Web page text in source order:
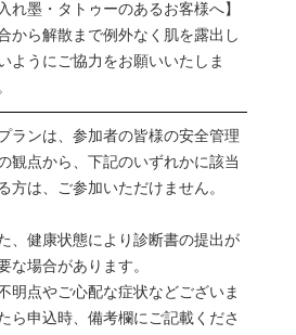
入れ墨・タトゥーのあるお客様へ】
から解散まで例外なく肌を露出し
ようにご協力をお願いいたしま
ランは、参加者の皆様の安全管理
観点から、下記のいずれかに該当
方は、ご参加いただけません。
、健康状態により診断書の提出が
な場合があります。
明点やご心配な症状などございま
ら申込時、備考欄にご記載くださ